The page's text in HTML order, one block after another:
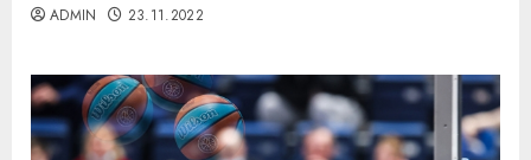
ADMIN 23.11.2022